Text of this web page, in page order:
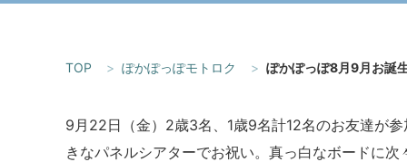
TOP ぽかぽっぽモトロク ぽかぽっぽ8月9月お誕
9月22日（金）2歳3名、1歳9名計12名のお友達が
きなパネルシアターでお祝い。真っ白なボードに